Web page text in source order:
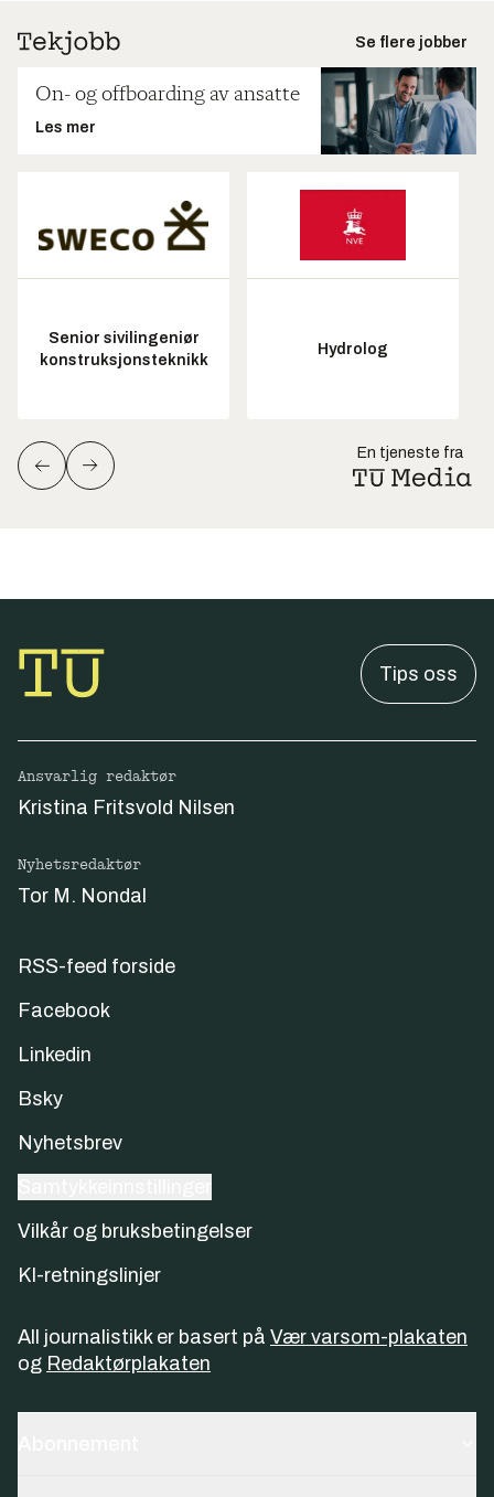
Se flere jobber
On- og offboarding av ansatte
Les mer
Senior sivilingeniør
konstruksjonsteknikk
Hydrolog
En tjeneste fra
Tips oss
Ansvarlig redaktør
Kristina Fritsvold Nilsen
Nyhetsredaktør
Tor M. Nondal
RSS-feed forside
Facebook
Linkedin
Bsky
Nyhetsbrev
Vilkår og bruksbetingelser
KI-retningslinjer
All journalistikk er basert på Vær varsom-plakaten
og Redaktørplakaten